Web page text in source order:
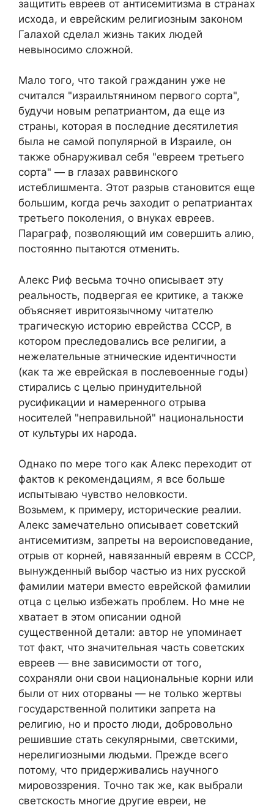
защитить евреев от антисемитизма в странах
исхода, и еврейским религиозным законом
Галахой сделал жизнь таких людей
невыносимо сложной.
Мало того, что такой гражданин уже не
считался "израильтянином первого сорта",
будучи новым репатриантом, да еще из
страны, которая в последние десятилетия
была не самой популярной в Израиле, он
также обнаруживал себя "евреем третьего
сорта" — в глазах раввинского
истеблишмента. Этот разрыв становится еще
большим, когда речь заходит о репатриантах
третьего поколения, о внуках евреев.
Параграф, позволяющий им совершить алию,
постоянно пытаются отменить.
Алекс Риф весьма точно описывает эту
реальность, подвергая ее критике, а также
объясняет ивритоязычному читателю
трагическую историю еврейства СССР, в
котором преследовались все религии, а
нежелательные этнические идентичности
(как та же еврейская в послевоенные годы)
стирались с целью принудительной
русификации и намеренного отрыва
носителей "неправильной" национальности
от культуры их народа.
Однако по мере того как Алекс переходит от
фактов к рекомендациям, я все больше
испытываю чувство неловкости.
Возьмем, к примеру, исторические реалии.
Алекс замечательно описывает советский
антисемитизм, запреты на вероисповедание,
отрыв от корней, навязанный евреям в СССР,
вынужденный выбор частью из них русской
фамилии матери вместо еврейской фамилии
отца с целью избежать проблем. Но мне не
хватает в этом описании одной
существенной детали: автор не упоминает
тот факт, что значительная часть советских
евреев — вне зависимости от того,
сохраняли они свои национальные корни или
были от них оторваны — не только жертвы
государственной политики запрета на
религию, но и просто люди, добровольно
решившие стать секулярными, светскими,
нерелигиозными людьми. Прежде всего
потому, что придерживались научного
мировоззрения. Точно так же, как выбрали
светскость многие другие евреи, не